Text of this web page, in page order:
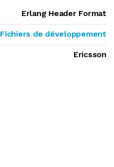
Erlang Header Format
Fichiers de développement
Ericsson